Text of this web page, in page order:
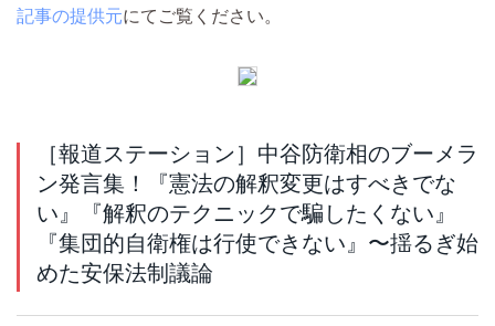
記事の提供元にてご覧ください。
［報道ステーション］中谷防衛相のブーメラ
ン発言集！『憲法の解釈変更はすべきでな
い』『解釈のテクニックで騙したくない』
『集団的自衛権は行使できない』〜揺るぎ始
めた安保法制議論